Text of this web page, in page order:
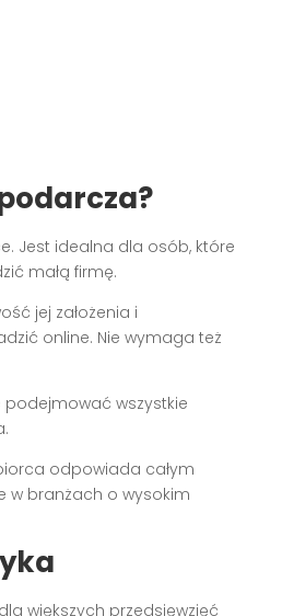
Jest idealna dla osób, które
małą firmę.
jej założenia i
online. Nie wymaga też
podejmować wszystkie
odpowiada całym
w branżach o wysokim
większych przedsięwzięć